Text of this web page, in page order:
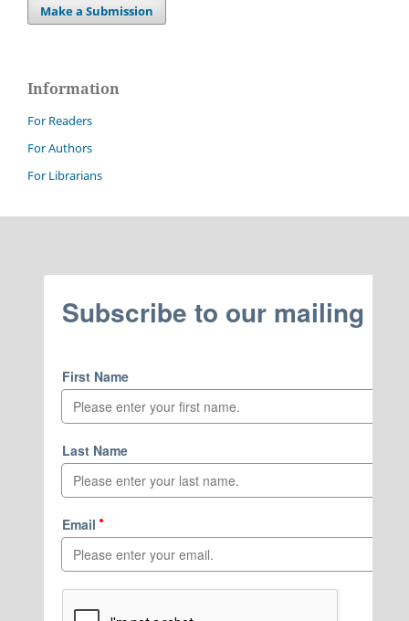
Make a Submission
Information
For Readers
For Authors
For Librarians